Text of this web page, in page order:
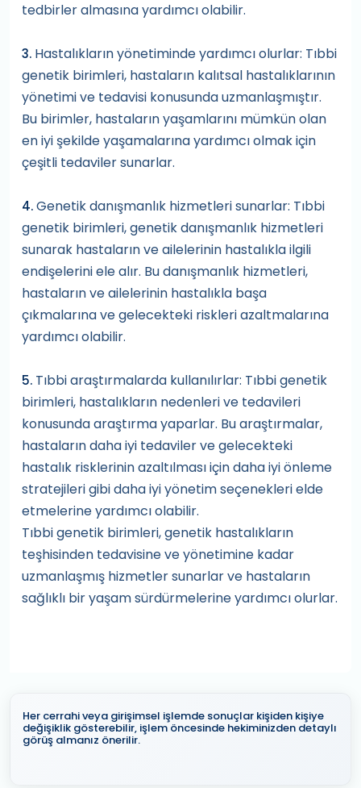
tedbirler almasına yardımcı olabilir.
3. Hastalıkların yönetiminde yardımcı olurlar: Tıbbi
genetik birimleri, hastaların kalıtsal hastalıklarının
yönetimi ve tedavisi konusunda uzmanlaşmıştır.
Bu birimler, hastaların yaşamlarını mümkün olan
en iyi şekilde yaşamalarına yardımcı olmak için
çeşitli tedaviler sunarlar.
4.Genetik danışmanlık hizmetleri sunarlar: Tıbbi
genetik birimleri, genetik danışmanlık hizmetleri
sunarak hastaların ve ailelerinin hastalıkla ilgili
endişelerini ele alır. Bu danışmanlık hizmetleri,
hastaların ve ailelerinin hastalıkla başa
çıkmalarına ve gelecekteki riskleri azaltmalarına
yardımcı olabilir.
5. Tıbbi araştırmalarda kullanılırlar: Tıbbi genetik
birimleri, hastalıkların nedenleri ve tedavileri
konusunda araştırma yaparlar. Bu araştırmalar,
hastaların daha iyi tedaviler ve gelecekteki
hastalık risklerinin azaltılması için daha iyi önleme
stratejileri gibi daha iyi yönetim seçenekleri elde
etmelerine yardımcı olabilir.
Tıbbi genetik birimleri, genetik hastalıkların
teşhisinden tedavisine ve yönetimine kadar
uzmanlaşmış hizmetler sunarlar ve hastaların
sağlıklı bir yaşam sürdürmelerine yardımcı olurlar.
Her cerrahi veya girişimsel işlemde sonuçlar kişiden kişiye
değişiklik gösterebilir, işlem öncesinde hekiminizden detaylı
görüş almanız önerilir.